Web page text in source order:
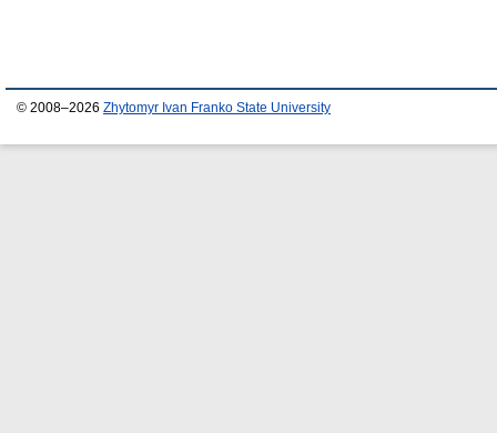
© 2008–2026 Zhytomyr Ivan Franko State University